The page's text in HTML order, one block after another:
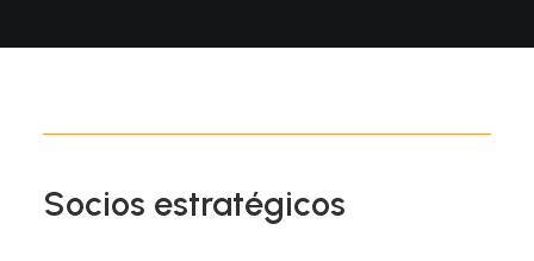
Socios estratégicos